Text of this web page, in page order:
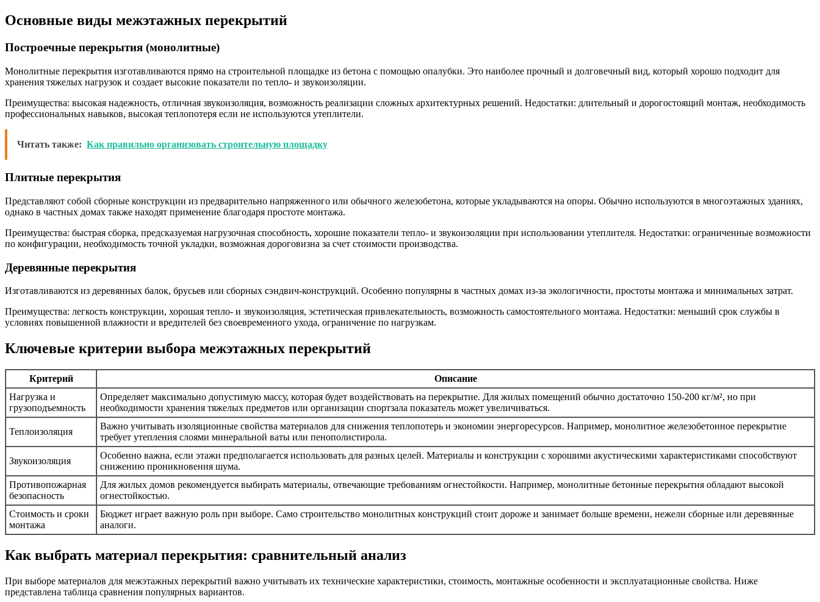
Основные виды межэтажных перекрытий
Построечные перекрытия (монолитные)
Монолитные перекрытия изготавливаются прямо на строительной площадке из бетона с помощью опалубки. Это наиболее прочный и долговечный вид, который хорошо подходит для
хранения тяжелых нагрузок и создает высокие показатели по тепло- и звукоизоляции.
Преимущества: высокая надежность, отличная звукоизоляция, возможность реализации сложных архитектурных решений. Недостатки: длительный и дорогостоящий монтаж, необходимость
профессиональных навыков, высокая теплопотеря если не используются утеплители.
Читать также: Как правильно организовать строительную площадку
Плитные перекрытия
Представляют собой сборные конструкции из предварительно напряженного или обычного железобетона, которые укладываются на опоры. Обычно используются в многоэтажных зданиях,
однако в частных домах также находят применение благодаря простоте монтажа.
Преимущества: быстрая сборка, предсказуемая нагрузочная способность, хорошие показатели тепло- и звукоизоляции при использовании утеплителя. Недостатки: ограниченные возможности
по конфигурации, необходимость точной укладки, возможная дороговизна за счет стоимости производства.
Деревянные перекрытия
Изготавливаются из деревянных балок, брусьев или сборных сэндвич-конструкций. Особенно популярны в частных домах из-за экологичности, простоты монтажа и минимальных затрат.
Преимущества: легкость конструкции, хорошая тепло- и звукоизоляция, эстетическая привлекательность, возможность самостоятельного монтажа. Недостатки: меньший срок службы в
условиях повышенной влажности и вредителей без своевременного ухода, ограничение по нагрузкам.
Ключевые критерии выбора межэтажных перекрытий
Критерий
Описание
Нагрузка и
грузоподъемность
Определяет максимально допустимую массу, которая будет воздействовать на перекрытие. Для жилых помещений обычно достаточно 150-200 кг/м², но при
необходимости хранения тяжелых предметов или организации спортзала показатель может увеличиваться.
Теплоизоляция
Важно учитывать изоляционные свойства материалов для снижения теплопотерь и экономии энергоресурсов. Например, монолитное железобетонное перекрытие
требует утепления слоями минеральной ваты или пенополистирола.
Звукоизоляция
Особенно важна, если этажи предполагается использовать для разных целей. Материалы и конструкции с хорошими акустическими характеристиками способствуют
снижению проникновения шума.
Противопожарная
безопасность
Для жилых домов рекомендуется выбирать материалы, отвечающие требованиям огнестойкости. Например, монолитные бетонные перекрытия обладают высокой
огнестойкостью.
Стоимость и сроки
монтажа
Бюджет играет важную роль при выборе. Само строительство монолитных конструкций стоит дороже и занимает больше времени, нежели сборные или деревянные
аналоги.
Как выбрать материал перекрытия: сравнительный анализ
При выборе материалов для межэтажных перекрытий важно учитывать их технические характеристики, стоимость, монтажные особенности и эксплуатационные свойства. Ниже
представлена таблица сравнения популярных вариантов.